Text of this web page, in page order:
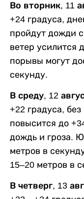
Во вторник, 11
+24 градуса,
пройдут дожди
ветер усилится
порывы могут
секунду.
В среду, 12
+22 градуса,
повысится до
дождь и гроза.
метров в
15–20 метров в
В четверг, 13